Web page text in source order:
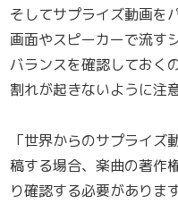
そしてサプライズ動画を
画面やスピーカーで流す
バランスを確認しておく
割れが起きないように注
「世界からのサプライズ
稿する場合、楽曲の著作
り確認する必要がありま